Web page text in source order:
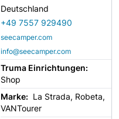
Deutschland
+49 7557 929490
seecamper.com
info@seecamper.com
Truma Einrichtungen:
Shop
Marke: La Strada, Robeta,
VANTourer